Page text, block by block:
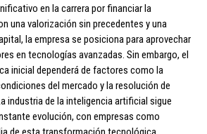
en la carrera por financiar la
una valorización sin precedentes y una
la empresa se posiciona para aprovechar
en tecnologías avanzadas. Sin embargo, el
inicial dependerá de factores como la
del mercado y la resolución de
industria de la inteligencia artificial sigue
evolución, con empresas como